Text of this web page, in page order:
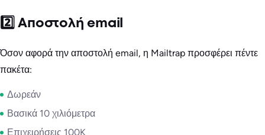
2️⃣ Αποστολή email
Όσον αφορά την αποστολή email, η Mailtrap προσφέρει πέντε
πακέτα:
Δωρεάν
Βασικά 10 χιλιόμετρα
Επιχειρήσεις 100K